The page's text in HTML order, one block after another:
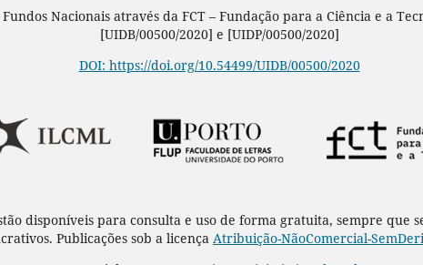
Nacionais através da FCT – Fundação para a Ciência e a
[UIDB/00500/2020] e [UIDP/00500/2020]
DOI: https://doi.org/10.54499/UIDB/00500/2020
disponíveis para consulta e uso de forma gratuita, sempre que
Publicações sob a licença Atribuição-NãoComercial-